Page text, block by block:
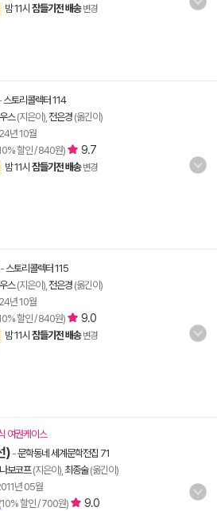
밤 11시 잠들기전 배송 변경
스토리콜렉터 114
스(지은이), 전은경 (옮긴이)
년 10월
할인 / 840원) 9.7
밤 11시 잠들기전 배송 변경
-스토리콜렉터 115
스(지은이), 전은경 (옮긴이)
년 10월
할인 / 840원) 9.0
밤 11시 잠들기전 배송 변경
여권케이스
)-문학동네 세계문학전집 71
보코프(지은이), 최종술(옮긴이)
년 05월
할인 / 700원) 9.0